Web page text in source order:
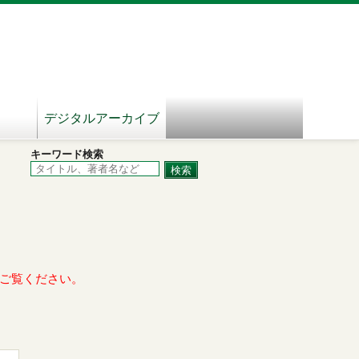
デジタルアーカイブ
キーワード検索
覧ください。